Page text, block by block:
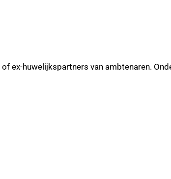
of ex-huwelijkspartners van ambtenaren.